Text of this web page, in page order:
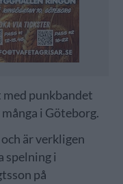
med punkbandet
i Göteborg.
är verkligen
spelning i
på